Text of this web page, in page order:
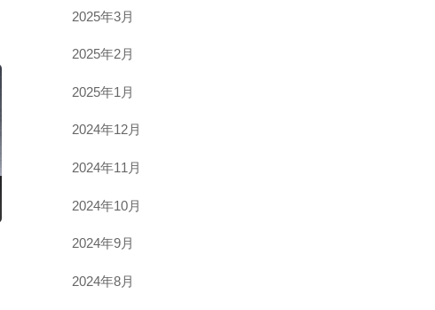
2025年3月
2025年2月
2025年1月
2024年12月
2024年11月
2024年10月
2024年9月
2024年8月